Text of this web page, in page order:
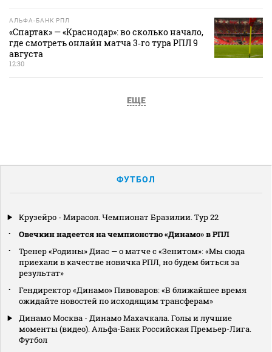
АЛЬФА-БАНК РПЛ
«Спартак» — «Краснодар»: во сколько начало,
где смотреть онлайн матча 3‑го тура РПЛ 9
августа
12:30
ЕЩЕ
ФУТБОЛ
Крузейро - Мирасол. Чемпионат Бразилии. Тур 22
Овечкин надеется на чемпионство «Динамо» в РПЛ
Тренер «Родины» Диас — о матче с «Зенитом»: «Мы сюда
приехали в качестве новичка РПЛ, но будем биться за
результат»
Гендиректор «Динамо» Пивоваров: «В ближайшее время
ожидайте новостей по исходящим трансферам»
Динамо Москва - Динамо Махачкала. Голы и лучшие
моменты (видео). Альфа-Банк Российская Премьер-Лига.
Футбол